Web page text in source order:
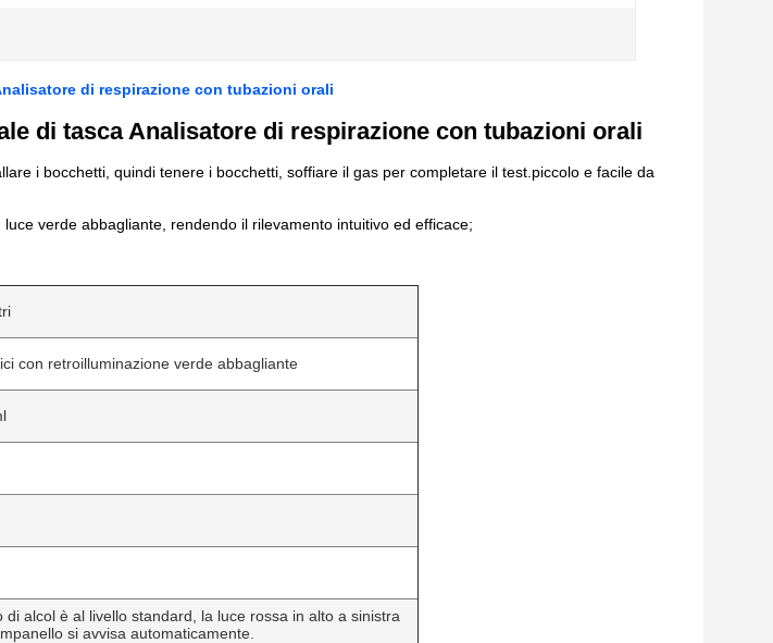
di respirazione con tubazioni orali
di tasca Analisatore di respirazione con tubazioni orali
i bocchetti, quindi tenere i bocchetti, soffiare il gas per completare il test.piccolo e facile da
verde abbagliante, rendendo il rilevamento intuitivo ed efficace;
con retroilluminazione verde abbagliante
di alcol è al livello standard, la luce rossa in alto a sinistra
si avvisa automaticamente.